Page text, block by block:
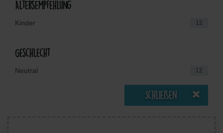
Altersempfehlung
Kinder 12
Geschlecht
Neutral 12
Schließen